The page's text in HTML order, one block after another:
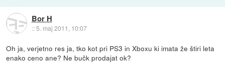
Bor H
::5. maj 2011, 10:07
Oh ja, verjetno res ja, tko kot pri PS3 in Xboxu ki imata že štiri leta
enako ceno ane? Ne bučk prodajat ok?